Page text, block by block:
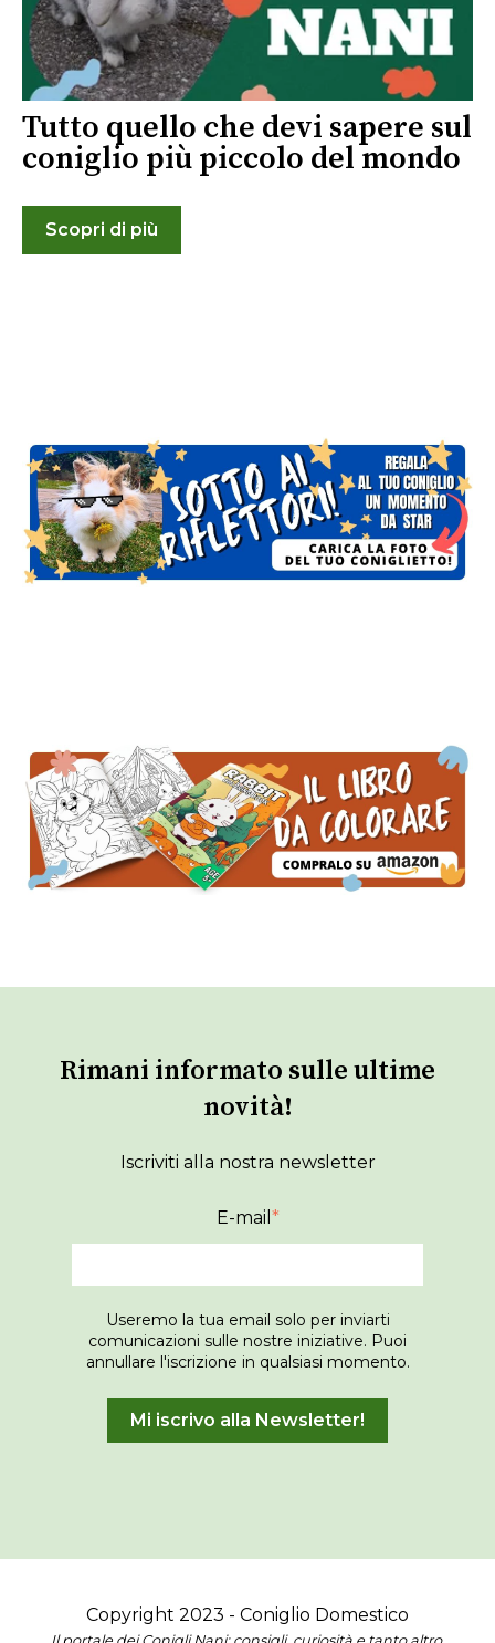
Tutto quello che devi sapere sul
coniglio più piccolo del mondo
Scopri di più
Rimani informato sulle ultime
novità!
Iscriviti alla nostra newsletter
E-mail *
Useremo la tua email solo per inviarti
comunicazioni sulle nostre iniziative. Puoi
annullare l'iscrizione in qualsiasi momento.
Copyright 2023 - Coniglio Domestico